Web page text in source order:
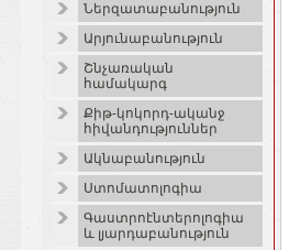
Ներզատաբանություն
Արյունաբանություն
Շնչառական
համակարգ
Քիթ-կոկորդ-ականջ
հիվանդություններ
Ակնաբանություն
Ստոմատոլոգիա
Գաստրոէնտերոլոգիա
և լյարդաբանություն